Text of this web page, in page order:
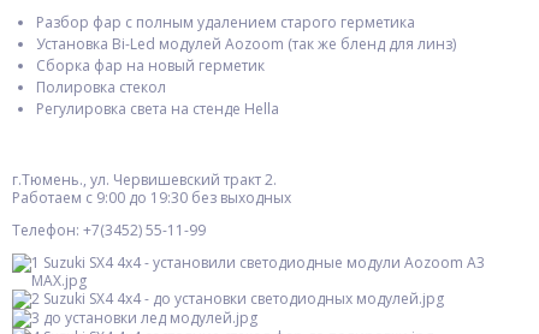
Разбор фар с полным удалением старого герметика
Установка Bi-Led модулей Aozoom (так же бленд для линз)
Сборка фар на новый герметик
Полировка стекол
Регулировка света на стенде Hella
г.Тюмень., ул. Червишевский тракт 2.
Работаем с 9:00 до 19:30 без выходных
Телефон: +7(3452) 55-11-99